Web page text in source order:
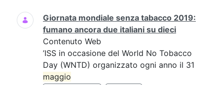
Giornata mondiale senza tabacco 2019:
fumano ancora due italiani su dieci
Contenuto Web
’ISS in occasione del World No Tobacco
Day (WNTD) organizzato ogni anno il 31
maggio